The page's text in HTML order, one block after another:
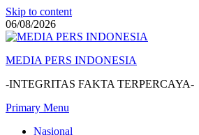
Skip to content
06/08/2026
MEDIA PERS INDONESIA
-INTEGRITAS FAKTA TERPERCAYA-
Primary Menu
Nasional